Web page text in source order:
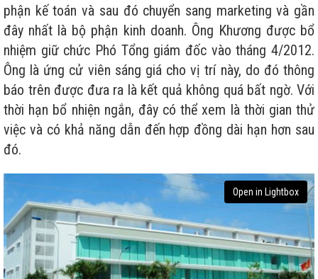
phận kế toán và sau đó chuyển sang marketing và gần
đây nhất là bộ phận kinh doanh. Ông Khương được bổ
nhiệm giữ chức Phó Tổng giám đốc vào tháng 4/2012.
Ông là ứng cử viên sáng giá cho vị trí này, do đó thông
báo trên được đưa ra là kết quả không quá bất ngờ. Với
thời hạn bổ nhiện ngắn, đây có thể xem là thời gian thử
việc và có khả năng dẫn đến hợp đồng dài hạn hơn sau
đó.
Open in Lightbox